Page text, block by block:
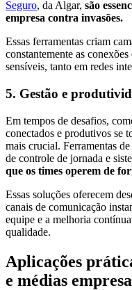
Seguro, da Algar, são
empresa contra invasões.
Essas ferramentas criam
constantemente as
sensíveis, tanto em redes
5. Gestão e
Em tempos de desafios,
conectados e produtivos se
mais crucial. Ferramentas
de controle de jornada e
que os times operem de
Essas soluções oferecem
canais de comunicação
equipe e a melhoria
qualidade.
Aplicações
e médias